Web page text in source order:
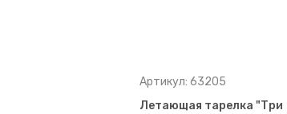
Артикул: 63205
Летающая тарелка "Три